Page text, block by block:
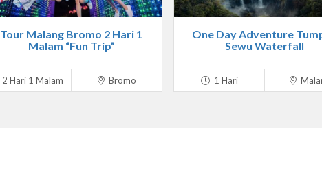
Tour Malang Bromo 2 Hari 1
Malam “Fun Trip”
2 Hari 1 Malam Bromo
One Day Adventure
Sewu Waterfall
1 Hari